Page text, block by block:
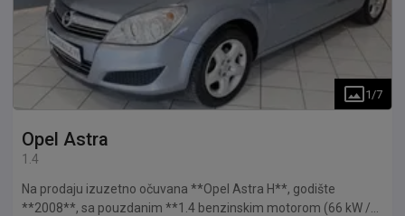
1 /7
Opel Astra
1.4
Na prodaju izuzetno očuvana **Opel Astra H**, godište
**2008**, sa pouzdanim **1.4 benzinskim motorom (66 kW /